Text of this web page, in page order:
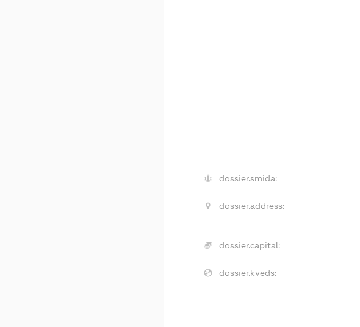
dossier.smida:
dossier.address:
dossier.capital:
dossier.kveds: